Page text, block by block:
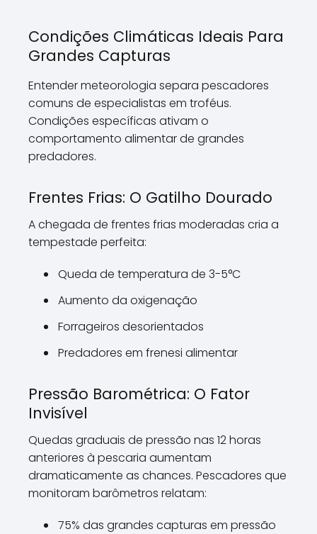
Condições Climáticas Ideais Para
Grandes Capturas
Entender meteorologia separa pescadores
comuns de especialistas em troféus.
Condições específicas ativam o
comportamento alimentar de grandes
predadores.
Frentes Frias: O Gatilho Dourado
A chegada de frentes frias moderadas cria a
tempestade perfeita:
Queda de temperatura de 3-5°C
Aumento da oxigenação
Forrageiros desorientados
Predadores em frenesi alimentar
Pressão Barométrica: O Fator
Invisível
Quedas graduais de pressão nas 12 horas
anteriores à pescaria aumentam
dramaticamente as chances. Pescadores que
monitoram barômetros relatam:
75% das grandes capturas em pressão